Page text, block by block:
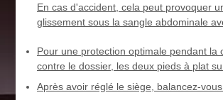
En cas d'accident, cela peut provoquer
glissement sous la sangle abdominale
Pour une protection optimale pendant
contre le dossier, les deux pieds à plat
Après avoir réglé le siège, balancez-